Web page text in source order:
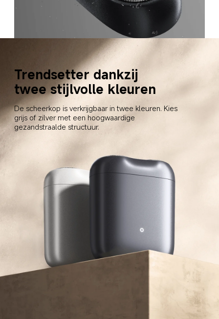
Trendsetter dankzij
twee stijlvolle kleuren
De scheerkop is verkrijgbaar in twee kleuren. Kies
grijs of zilver met een hoogwaardige
gezandstraalde structuur.